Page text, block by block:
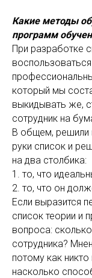
Какие методы
программ
При разработке
который мы
выкидывать же,
сотрудник на
В общем, решили
руки список и
на два столбика:
1. то, что
2. то, что он
Если выразится
список теории и
вопроса:
сотрудника?
потому как
насколько